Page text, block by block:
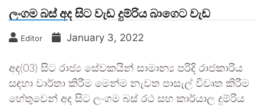
ලංගම බස් අද සිට වැඩ දුම්රිය බාගෙට වැඩ
Editor January 3, 2022
අද(03) සිට රාජ්‍ය සේවකයින් සාමාන්‍ය පරිදි රාජකාරිය
සඳහා වාර්තා කිරීම මෙන්ම නැවත පාසැල් විවෘත කිරීම
හේතුවෙන් අද සිට ලංගම බස් රථ සහ කාර්යාල දුම්රිය